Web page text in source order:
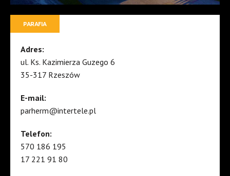
PARAFIA
Adres:
ul. Ks. Kazimierza Guzego 6
35-317 Rzeszów
E-mail:
parherm@intertele.pl
Telefon:
570 186 195
17 221 91 80